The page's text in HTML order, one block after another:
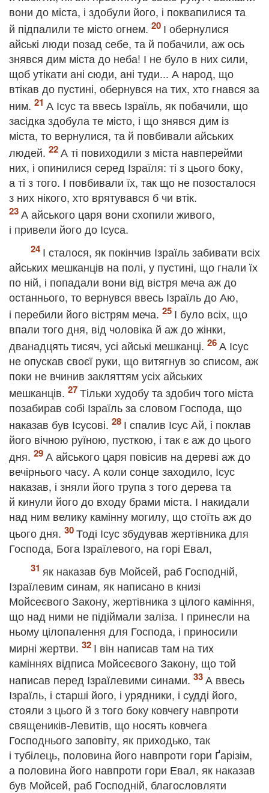
вони до міста, і здобули його, і поквапилися та
й підпалили те місто огнем.
І обернулися
айські люди позад себе, та й побачили, аж ось
знявся дим міста до неба! І не було в них сили,
щоб утікати ані сюди, ані туди... А народ, що
втікав до пустині, обернувся на тих, хто гнався за
ним.
А Ісус та ввесь Ізраїль, як побачили, що
засідка здобула те місто, і що знявся дим із
міста, то вернулися, та й повбивали айських
людей.
А ті повиходили з міста навперейми
них, і опинилися серед Ізраїля: ті з цього боку,
а ті з того. І повбивали їх, так що не позосталося
з них нікого, хто врятувався б чи втік.
А айського царя вони схопили живого,
і привели його до Ісуса.
І сталося, як покінчив Ізраїль забивати всіх
айських мешканців на полі, у пустині, що гнали їх
по ній, і попадали вони від вістря меча аж до
останнього, то вернувся ввесь Ізраїль до Аю,
і перебили його вістрям меча.
І було всіх, що
впали того дня, від чоловіка й аж до жінки,
дванадцять тисяч, усі айські мешканці.
А Ісус
не опускав своєї руки, що витягнув зо списом, аж
поки не вчинив закляттям усіх айських
мешканців.
Тільки худобу та здобич того міста
позабирав собі Ізраїль за словом Господа, що
наказав був Ісусові.
І спалив Ісус Ай, і поклав
його вічною руїною, пусткою, і так є аж до цього
дня.
А айського царя повісив на дереві аж до
вечірнього часу. А коли сонце заходило, Ісус
наказав, і зняли його трупа з того дерева та
й кинули його до входу брами міста. І накидали
над ним велику камінну могилу, що стоїть аж до
цього дня.
Тоді Ісус збудував жертівника для
Господа, Бога Ізраїлевого, на горі Евал,
як наказав був Мойсей, раб Господній,
Ізраїлевим синам, як написано в книзі
Мойсеєвого Закону, жертівника з цілого каміння,
що над ними не підіймали заліза. І принесли на
ньому цілопалення для Господа, і приносили
мирні жертви.
І він написав там на тих
каміннях відписа Мойсеєвого Закону, що той
написав перед Ізраїлевими синами.
А ввесь
Ізраїль, і старші його, і урядники, і судді його,
стояли з цього й з того боку ковчегу навпроти
священиків-Левитів, що носять ковчега
Господнього заповіту, як приходько, так
і тубілець, половина його навпроти гори Ґарізім,
а половина його навпроти гори Евал, як наказав
був Мойсей, раб Господній, благословляти